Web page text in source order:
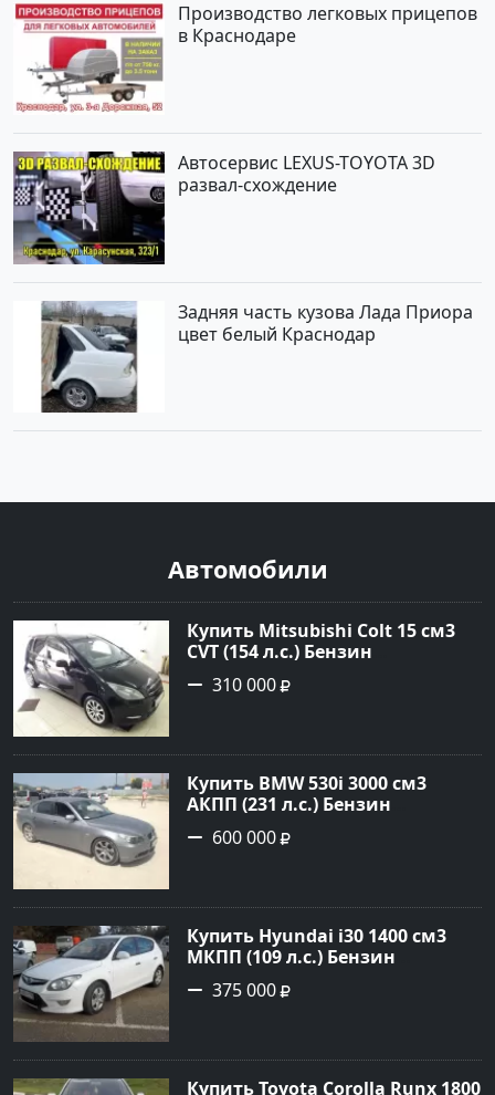
Производство легковых прицепов
в Краснодаре
Автосервис LEXUS-TOYOTA 3D
развал-схождение
Задняя часть кузова Лада Приора
цвет белый Краснодар
Автомобили
Купить Mitsubishi Colt 15 см3
CVT (154 л.с.) Бензин
турбонаддув в Краснодар:
цвет Чёрный металик Хетчбэк
сайте Авторынок23
310 000
Купить BMW 530i 3000 см3
АКПП (231 л.с.) Бензин
инжектор в Новороссийск:
цвет серый Седан 2004 года по
Авторынок23
600 000
Купить Hyundai i30 1400 см3
МКПП (109 л.с.) Бензин
инжектор в Кропоткин: цвет
белый Хетчбэк 2011 года по
Авторынок23
375 000
Купить Toyota Corolla Runx 1800